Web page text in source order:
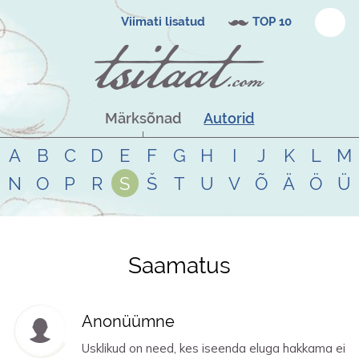
Viimati lisatud TOP 10
Märksõnad Autorid
A B C D E F G H I J K L
M
N
O P R S Š T U V Õ Ä Ö Ü
Tsitaadid teemal saamatus
Saamatus
Anonüümne
Usklikud on need, kes iseenda eluga hakkama ei